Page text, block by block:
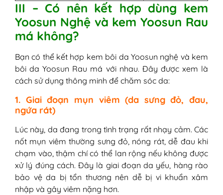
III – Có nên kết hợp dùng kem
Yoosun Nghệ và kem Yoosun Rau
má không?
Bạn có thể kết hợp kem bôi da Yoosun nghệ và kem
bôi da Yoosun Rau má với nhau. Đây được xem là
cách sử dụng thông minh để chăm sóc da:
1. Giai đoạn mụn viêm (da sưng đỏ, đau,
ngứa rát)
Lúc này, da đang trong tình trạng rất nhạy cảm. Các
nốt mụn viêm thường sưng đỏ, nóng rát, dễ đau khi
chạm vào, thậm chí có thể lan rộng nếu không được
xử lý đúng cách. Đây là giai đoạn da yếu, hàng rào
bảo vệ da bị tổn thương nên dễ bị vi khuẩn xâm
nhập và gây viêm nặng hơn.